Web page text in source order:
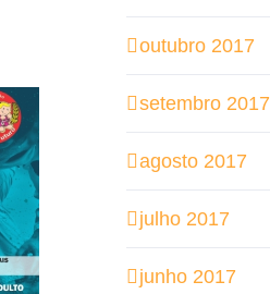
outubro 2017
setembro 2017
agosto 2017
julho 2017
junho 2017